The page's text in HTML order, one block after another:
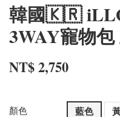
韓國🇰🇷
3WAY寵物
NT$ 2,750
顏色 藍色